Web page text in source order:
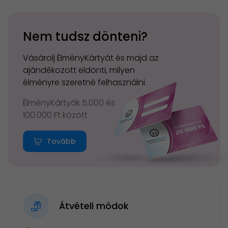
Nem tudsz dönteni?
Vásárolj ÉlményKártyát és majd az
ajándékozott eldönti, milyen
élményre szeretné felhasználni.
ÉlményKártyák 5.000 és
100.000 Ft között
Tovább
Átvételi módok